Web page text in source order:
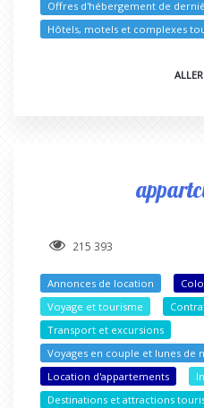
Offres d'hébergement de
Hôtels, motels et complexes
215 393
Annonces de location
Voyage et tourisme
Transport et excursions
Voyages en couple et lunes de
Location d'appartements
Destinations et attractions